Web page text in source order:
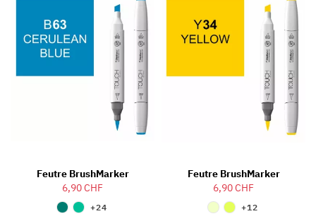
Feutre BrushMarker
6,90 CHF
+24
Feutre BrushMarker
6,90 CHF
+12